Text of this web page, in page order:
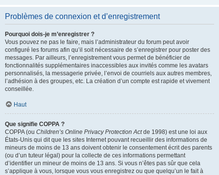
Problèmes de connexion et d’enregistrement
Pourquoi dois-je m’enregistrer ?
Vous pouvez ne pas le faire, mais l’administrateur du forum peut avoir
configuré les forums afin qu’il soit nécessaire de s’enregistrer pour poster des
messages. Par ailleurs, l’enregistrement vous permet de bénéficier de
fonctionnalités supplémentaires inaccessibles aux invités comme les avatars
personnalisés, la messagerie privée, l’envoi de courriels aux autres membres,
l’adhésion à des groupes, etc. La création d’un compte est rapide et vivement
conseillée.
Haut
Que signifie COPPA ?
COPPA (ou Children’s Online Privacy Protection Actde 1998) est une loi aux
États-Unis qui dit que les sites Internet pouvant recueillir des informations de
mineurs de moins de 13 ans doivent obtenir le consentement écrit des parents
(ou d’un tuteur légal) pour la collecte de ces informations permettant
d’identifier un mineur de moins de 13 ans. Si vous n’êtes pas sûr que cela
s’applique à vous, lorsque vous vous enregistrez ou que quelqu’un le fait à